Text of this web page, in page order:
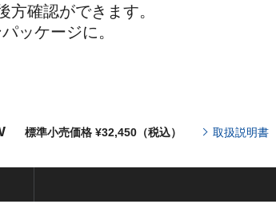
確認ができます。
ッケージに。
標準小売価格 ¥32,450（税込） 取扱説明書